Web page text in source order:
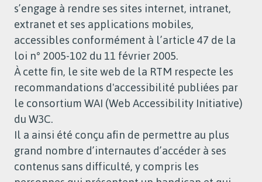
suggestion)
s’engage à rendre ses sites internet, intranet,
extranet et ses applications mobiles,
accessibles conformément à l’article 47 de la
loi n° 2005-102 du 11 février 2005.
À cette fin, le site web de la RTM respecte les
recommandations d'accessibilité publiées par
le consortium WAI (Web Accessibility Initiative)
du W3C.
Il a ainsi été conçu afin de permettre au plus
grand nombre d’internautes d’accéder à ses
contenus sans difficulté, y compris les